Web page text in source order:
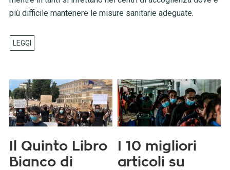
più difficile mantenere le misure sanitarie adeguate.
Il Quinto Libro
Bianco di
I 10 migliori
articoli su